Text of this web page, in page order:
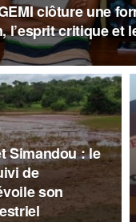
clôture une
l’esprit critique et
Simandou : le
de
son